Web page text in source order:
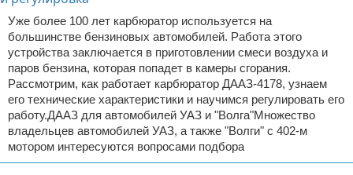
Уже более 100 лет карбюратор используется на
большинстве бензиновых автомобилей. Работа этого
устройства заключается в приготовлении смеси воздуха и
паров бензина, которая попадет в камеры сгорания.
Рассмотрим, как работает карбюратор ДААЗ-4178, узнаем
его технические характеристики и научимся регулировать его
работу.ДААЗ для автомобилей УАЗ и "Волга"Множество
владельцев автомобилей УАЗ, а также "Волги" с 402-м
мотором интересуются вопросами подбора